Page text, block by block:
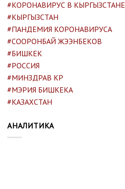
#КОРОНАВИРУС В КЫРГЫЗСТАНЕ
#КЫРГЫЗСТАН
#ПАНДЕМИЯ КОРОНАВИРУСА
#СООРОНБАЙ ЖЭЭНБЕКОВ
#БИШКЕК
#РОССИЯ
#МИНЗДРАВ КР
#МЭРИЯ БИШКЕКА
#КАЗАХСТАН
АНАЛИТИКА